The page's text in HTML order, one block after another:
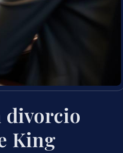
divorcio
King